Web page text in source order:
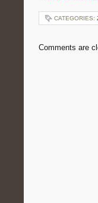
CATEGORIES:
Comments are